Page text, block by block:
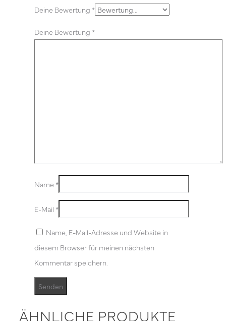
Deine Bewertung *
Deine Bewertung *
Name *
E-Mail *
Name, E-Mail-Adresse und Website in
diesem Browser für meinen nächsten
Kommentar speichern.
ÄHNLICHE PRODUKTE